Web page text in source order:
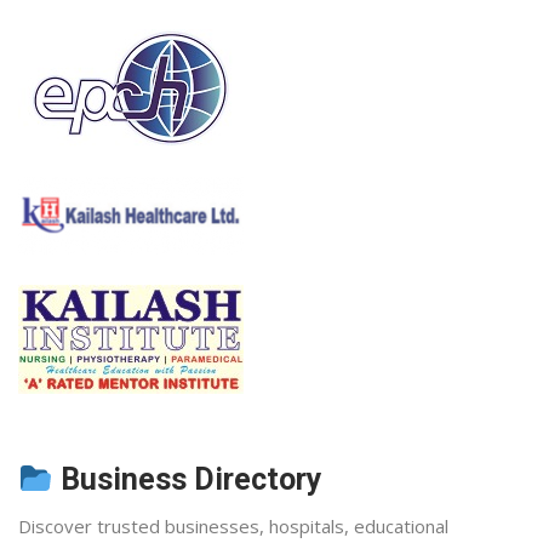
Business Directory
Discover trusted businesses, hospitals, educational